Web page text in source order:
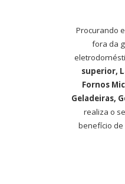
Procurando
fora da
superior,
Fornos
Geladeiras,
realiza o
benefício de